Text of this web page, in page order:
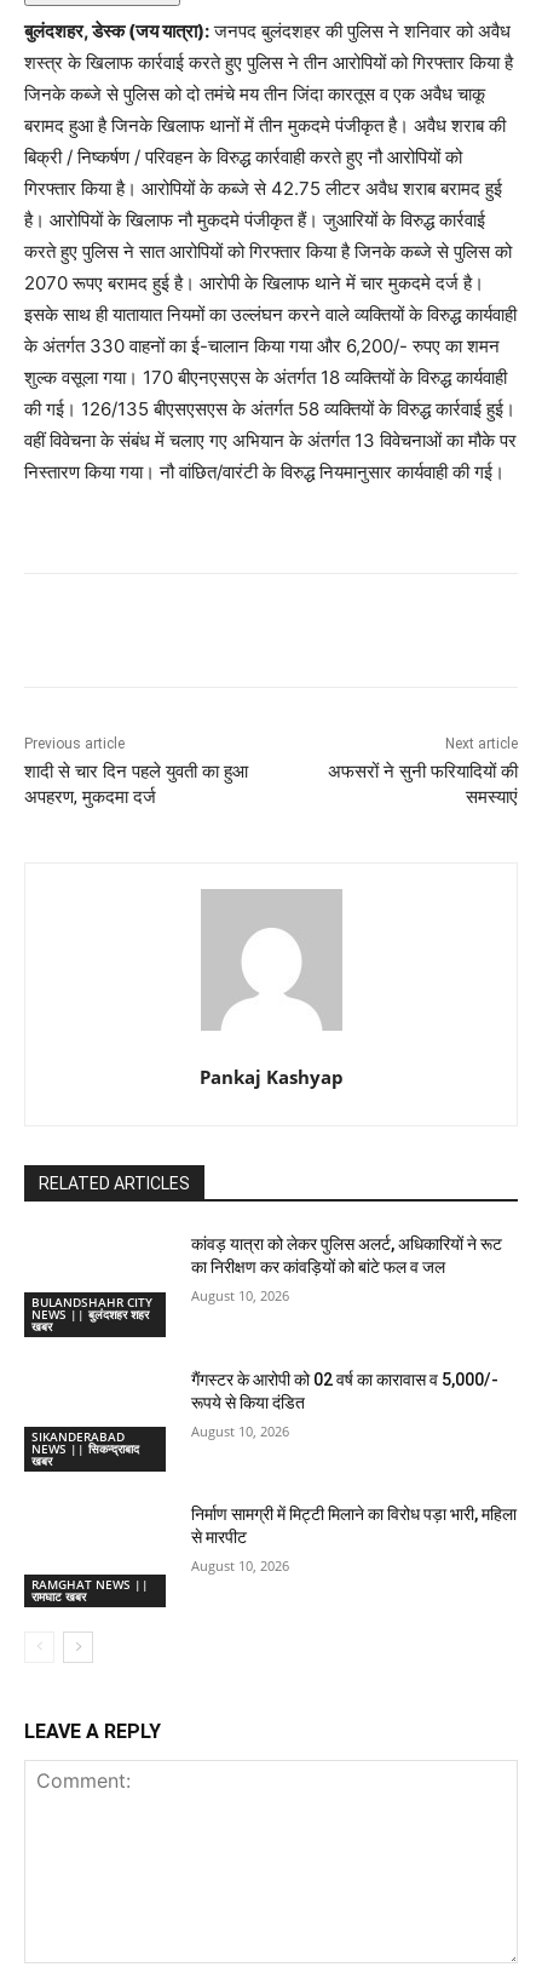
बुलंदशहर, डेस्क (जय यात्रा):जनपद बुलंदशहर की पुलिस ने शनिवार को अवैध
शस्त्र के खिलाफ कार्रवाई करते हुए पुलिस ने तीन आरोपियों को गिरफ्तार किया है
जिनके कब्जे से पुलिस को दो तमंचे मय तीन जिंदा कारतूस व एक अवैध चाकू
बरामद हुआ है जिनके खिलाफ थानों में तीन मुकदमे पंजीकृत है। अवैध शराब की
बिक्री / निष्कर्षण / परिवहन के विरुद्ध कार्रवाही करते हुए नौ आरोपियों को
गिरफ्तार किया है। आरोपियों के कब्जे से 42.75 लीटर अवैध शराब बरामद हुई
है। आरोपियों के खिलाफ नौ मुकदमे पंजीकृत हैं। जुआरियों के विरुद्ध कार्रवाई
करते हुए पुलिस ने सात आरोपियों को गिरफ्तार किया है जिनके कब्जे से पुलिस को
2070 रूपए बरामद हुई है। आरोपी के खिलाफ थाने में चार मुकदमे दर्ज है।
इसके साथ ही यातायात नियमों का उल्लंघन करने वाले व्यक्तियों के विरुद्ध कार्यवाही
के अंतर्गत 330 वाहनों का ई-चालान किया गया और 6,200/- रुपए का शमन
शुल्क वसूला गया। 170 बीएनएसएस के अंतर्गत 18 व्यक्तियों के विरुद्ध कार्यवाही
की गई। 126/135 बीएसएसएस के अंतर्गत 58 व्यक्तियों के विरुद्ध कार्रवाई हुई।
वहीं विवेचना के संबंध में चलाए गए अभियान के अंतर्गत 13 विवेचनाओं का मौके पर
निस्तारण किया गया। नौ वांछित/वारंटी के विरुद्ध नियमानुसार कार्यवाही की गई।
Previous article
शादी से चार दिन पहले युवती का हुआ
अपहरण, मुकदमा दर्ज
Next article
अफसरों ने सुनी फरियादियों की
समस्याएं
Pankaj Kashyap
RELATED ARTICLES
BULANDSHAHR CITY
NEWS || बुलंदशहर शहर
खबर
कांवड़ यात्रा को लेकर पुलिस अलर्ट, अधिकारियों ने रूट
का निरीक्षण कर कांवड़ियों को बांटे फल व जल
August 10, 2026
SIKANDERABAD
NEWS || सिकन्द्राबाद
खबर
गैंगस्टर के आरोपी को 02 वर्ष का कारावास व 5,000/-
रूपये से किया दंडित
August 10, 2026
RAMGHAT NEWS ||
रामघाट खबर
निर्माण सामग्री में मिट्टी मिलाने का विरोध पड़ा भारी, महिला
से मारपीट
August 10, 2026
LEAVE A REPLY